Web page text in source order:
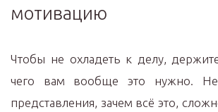
мотивацию
Чтобы не охладеть к делу,
чего вам вообще это нужно. Не
представления, зачем всё это,